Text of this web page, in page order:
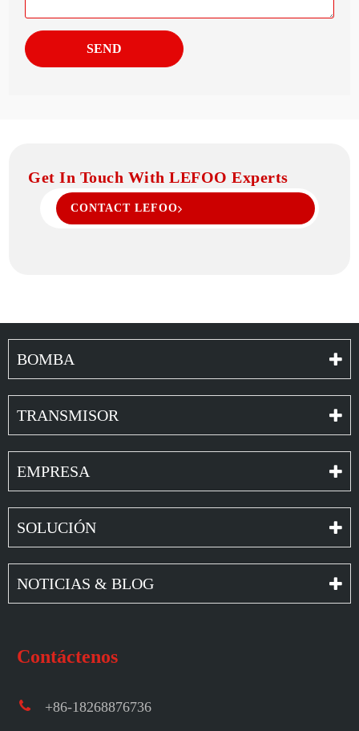
SEND
Get In Touch With LEFOO Experts
CONTACT LEFOO
BOMBA
TRANSMISOR
EMPRESA
SOLUCIÓN
NOTICIAS & BLOG
Contáctenos
+86-18268876736